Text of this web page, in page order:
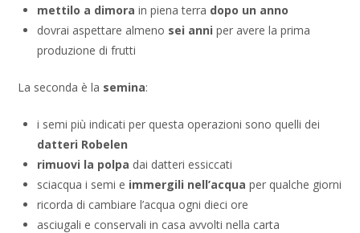
mettilo a dimora in piena terra dopo un anno
dovrai aspettare almeno sei anni per avere la prima
produzione di frutti
La seconda è la semina:
i semi più indicati per questa operazioni sono quelli dei
datteri Robelen
rimuovi la polpa dai datteri essiccati
sciacqua i semi e immergili nell’acqua per qualche giorni
ricorda di cambiare l’acqua ogni dieci ore
asciugali e conservali in casa avvolti nella carta